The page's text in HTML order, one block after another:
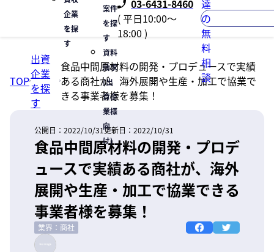
企業
を探
す
案件
を探
す
資料
請求
(出
資企
業様
向
け)
03-6431-8460
( 平日10:00〜
18:00 )
達
の
無
料
相
談
TOP
出資
企業
を探
す
食品中間原材料の開発・プロデュースで実績
ある商社が、海外展開や生産・加工で協業で
きる事業者様を募集！
公開日： 2022/10/31更新日： 2022/10/31
食品中間原材料の開発・プロデ
ュースで実績ある商社が、海外
展開や生産・加工で協業できる
事業者様を募集！
業界：商社